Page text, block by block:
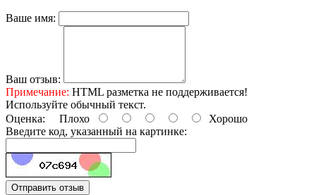
Ваше имя:
Ваш отзыв:
Примечание: HTML разметка не поддерживается!
Используйте обычный текст.
Оценка: Плохо
Хорошо
Введите код, указанный на картинке:
Отправить отзыв